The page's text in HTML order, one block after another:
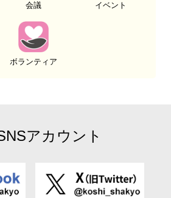
会議 イベント
ボランティア
アカウント